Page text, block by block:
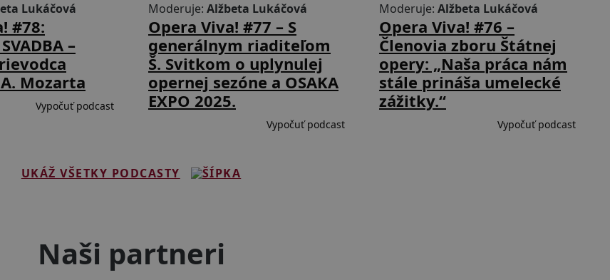
Lukáčová
#78:
–
Mozarta
Vypočuť podcast
Moderuje: Alžbeta Lukáčová
Opera Viva! #77 – S
generálnym riaditeľom
Š. Svitkom o uplynulej
opernej sezóne a OSAKA
EXPO 2025.
Vypočuť podcast
Moderuje: Alžbeta Lukáčová
Opera Viva! #76 –
Členovia zboru Štátnej
opery: „Naša práca nám
stále prináša umelecké
zážitky.“
Vypočuť podcast
UKÁŽ VŠETKY PODCASTY
Naši partneri